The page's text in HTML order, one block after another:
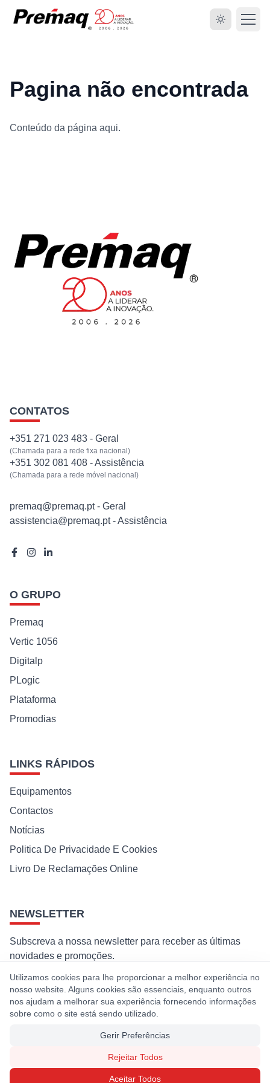
SOBRE
EQUIPAMENTOS
SERVIÇOS
CONTACTOS
Pagina não encontrada
Conteúdo da página aqui.
CONTATOS
+351 271 023 483 - Geral
(Chamada para a rede fixa nacional)
+351 302 081 408 - Assistência
(Chamada para a rede móvel nacional)
premaq@premaq.pt - Geral
assistencia@premaq.pt - Assistência
O GRUPO
Premaq
Vertic 1056
Digitalp
PLogic
Plataforma
Promodias
LINKS RÁPIDOS
Equipamentos
Contactos
Notícias
Politica De Privacidade E Cookies
Livro De Reclamações Online
NEWSLETTER
Subscreva a nossa newsletter para receber as últimas
novidades e promoções.
Subscrever
Ao subscrever, concorda com a nossa política de privacidade e
© 2026 Premaq. Todos os direitos reservados. Desenvolvido por
Utilizamos cookies para lhe proporcionar a melhor experiência no
nosso website. Alguns cookies são essenciais, enquanto outros
nos ajudam a melhorar sua experiência fornecendo informações
sobre como o site está sendo utilizado.
Gerir Preferências
Rejeitar Todos
Aceitar Todos